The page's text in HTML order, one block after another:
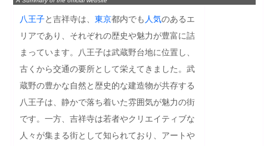
八王子と吉祥寺は、 東京都内でも 人気のあるエ
リアであり、それぞれの歴史や魅力が豊富に詰
まっています。八王子は武蔵野台地に位置し、
古くから交通の要所として栄えてきました。武
蔵野の豊かな自然と歴史的な建造物が共存する
八王子は、静かで落ち着いた雰囲気が魅力の街
です。一方、吉祥寺は若者やクリエイティブな
人々が集まる街として知られており、アートや